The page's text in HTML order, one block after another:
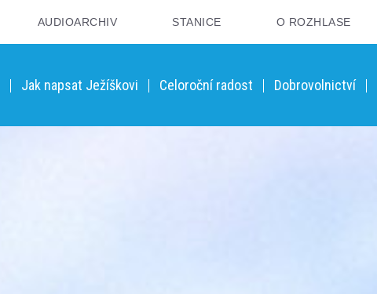
AUDIOARCHIV STANICE O ROZHLASE
Jak napsat Ježíškovi Celoroční radost Dobrovolnictví